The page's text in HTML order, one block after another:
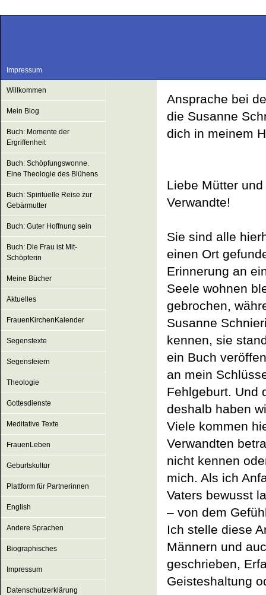
Impressum
Willkommen
Mein Blog
Buch: Momente der
Ergriffenheit
Buch: Schöpfungswonne.
Eine Theologie des Blühens
Buch: Spirituelle Reise zur
Gebärmutter
Buch: Guter Hoffnung sein
Buch: Die Frau ist Mit-
Schöpferin
Meine Bücher
Aktuelles
FrauenKirchenKalender
Segenstexte
Segensfeiern
Theologie
Gottesdienste
Meditative Texte
FrauenLeben
Geburtskultur
Plattform für Partnerinnen
English
Andere Sprachen
Biographisches
Impressum
Datenschutzerklärung
Ansprache bei
die Susanne
dich in meinem
Liebe Mütter
Verwandte!
Sie sind alle
einen Ort
Erinnerung an
Seele wohnen
gebrochen,
Susanne
kennen, sie
ein Buch
an mein
Fehlgeburt. Und
deshalb haben
Viele kommen
Verwandten
nicht kennen
mich. Als ich
Vaters bewusst
– von dem
Ich stelle diese
Männern und
geschrieben,
Geisteshaltung